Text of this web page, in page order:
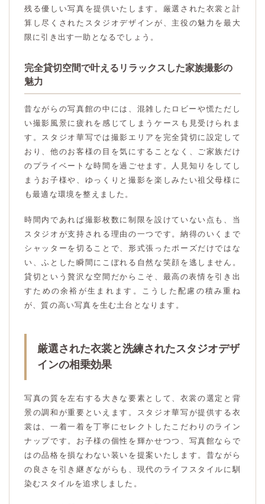
残る優しい写真を提供いたします。厳選された衣裳と計
算し尽くされたスタジオデザインが、主役の魅力を最大
限に引き出す一助となるでしょう。
完全貸切空間で叶えるリラックスした家族撮影の
魅力
昔ながらの写真館の中には、混雑したロビーや慌ただし
い撮影風景に疲れを感じてしまうケースも見受けられま
す。スタジオ華写では撮影エリアを完全貸切に設定して
おり、他のお客様の目を気にすることなく、ご家族だけ
のプライベートな時間を過ごせます。人見知りをしてし
まうお子様や、ゆっくりと撮影を楽しみたい祖父母様に
も最適な環境を整えました。
時間内であれば撮影枚数に制限を設けていない点も、当
スタジオが支持される理由の一つです。納得のいくまで
シャッターを切ることで、形式張ったポーズだけではな
い、ふとした瞬間にこぼれる自然な笑顔を逃しません。
貸切という贅沢な空間だからこそ、最高の表情を引き出
すための余裕が生まれます。こうした配慮の積み重ね
が、質の高い写真を生む土台となります。
厳選された衣裳と洗練されたスタジオデザ
インの相乗効果
写真の質を左右する大きな要素として、衣裳の選定と背
景の調和が重要といえます。スタジオ華写が提供する衣
裳は、一着一着を丁寧にセレクトしたこだわりのライン
ナップです。お子様の個性を輝かせつつ、写真館ならで
はの品格を損なわない装いを提案いたします。昔ながら
の良さを引き継ぎながらも、現代のライフスタイルに馴
染むスタイルを追求しました。